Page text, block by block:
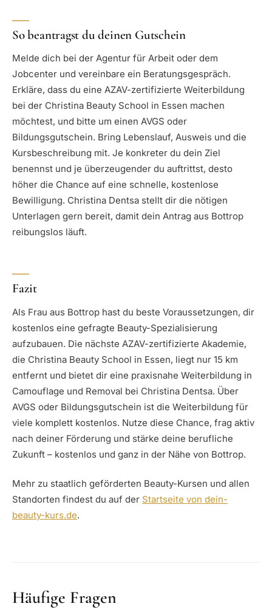
So beantragst du deinen Gutschein
Melde dich bei der Agentur für Arbeit oder dem
Jobcenter und vereinbare ein Beratungsgespräch.
Erkläre, dass du eine AZAV-zertifizierte Weiterbildung
bei der Christina Beauty School in Essen machen
möchtest, und bitte um einen AVGS oder
Bildungsgutschein. Bring Lebenslauf, Ausweis und die
Kursbeschreibung mit. Je konkreter du dein Ziel
benennst und je überzeugender du auftrittst, desto
höher die Chance auf eine schnelle, kostenlose
Bewilligung. Christina Dentsa stellt dir die nötigen
Unterlagen gern bereit, damit dein Antrag aus Bottrop
reibungslos läuft.
Fazit
Als Frau aus Bottrop hast du beste Voraussetzungen, dir
kostenlos eine gefragte Beauty-Spezialisierung
aufzubauen. Die nächste AZAV-zertifizierte Akademie,
die Christina Beauty School in Essen, liegt nur 15 km
entfernt und bietet dir eine praxisnahe Weiterbildung in
Camouflage und Removal bei Christina Dentsa. Über
AVGS oder Bildungsgutschein ist die Weiterbildung für
viele komplett kostenlos. Nutze diese Chance, frag aktiv
nach deiner Förderung und stärke deine berufliche
Zukunft – kostenlos und ganz in der Nähe von Bottrop.
Mehr zu staatlich geförderten Beauty-Kursen und allen
Standorten findest du auf der Startseite von dein-
beauty-kurs.de.
Häufige Fragen